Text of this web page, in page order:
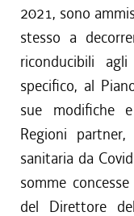
2021, sono
stesso a
riconducibili
specifico, al
sue modifiche
Regioni partner,
sanitaria da
somme
del Direttore